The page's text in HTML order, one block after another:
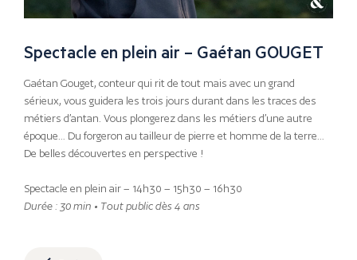
Spectacle en plein air – Gaétan GOUGET
Gaétan Gouget, conteur qui rit de tout mais avec un grand
sérieux, vous guidera les trois jours durant dans les traces des
métiers d’antan. Vous plongerez dans les métiers d’une autre
époque… Du forgeron au tailleur de pierre et homme de la terre…
De belles découvertes en perspective !
Spectacle en plein air – 14h30 – 15h30 – 16h30
Durée : 30 min • Tout public dès 4 ans